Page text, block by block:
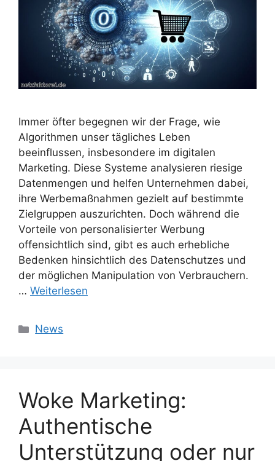
Immer öfter begegnen wir der Frage, wie
Algorithmen unser tägliches Leben
beeinflussen, insbesondere im digitalen
Marketing. Diese Systeme analysieren riesige
Datenmengen und helfen Unternehmen dabei,
ihre Werbemaßnahmen gezielt auf bestimmte
Zielgruppen auszurichten. Doch während die
Vorteile von personalisierter Werbung
offensichtlich sind, gibt es auch erhebliche
Bedenken hinsichtlich des Datenschutzes und
der möglichen Manipulation von Verbrauchern.
… Weiterlesen
Kategorien
News
Woke Marketing:
Authentische
Unterstützung oder nur